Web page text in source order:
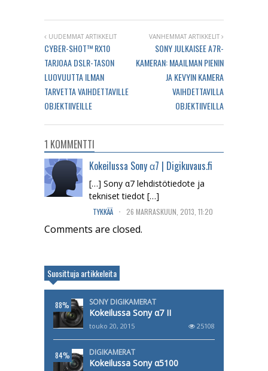
UUDEMMAT ARTIKKELIT
CYBER-SHOT™ RX10
TARJOAA DSLR-TASON
LUOVUUTTA ILMAN
TARVETTA VAIHDETTAVILLE
OBJEKTIIVEILLE
VANHEMMAT ARTIKKELIT
SONY JULKAISEE A7R-
KAMERAN: MAAILMAN PIENIN
JA KEVYIN KAMERA
VAIHDETTAVILLA
OBJEKTIIVEILLA
1 KOMMENTTI
Kokeilussa Sony α7 | Digikuvaus.fi
[…] Sony α7 lehdistötiedote ja
tekniset tiedot […]
TYKKÄÄ . 26 MARRASKUUN, 2013, 11:20
Comments are closed.
Suosittuja artikkeleita
88% SONY DIGIKAMERAT
Kokeilussa Sony α7 II
touko 20, 2015 25108
84% DIGIKAMERAT
Kokeilussa Sony α5100